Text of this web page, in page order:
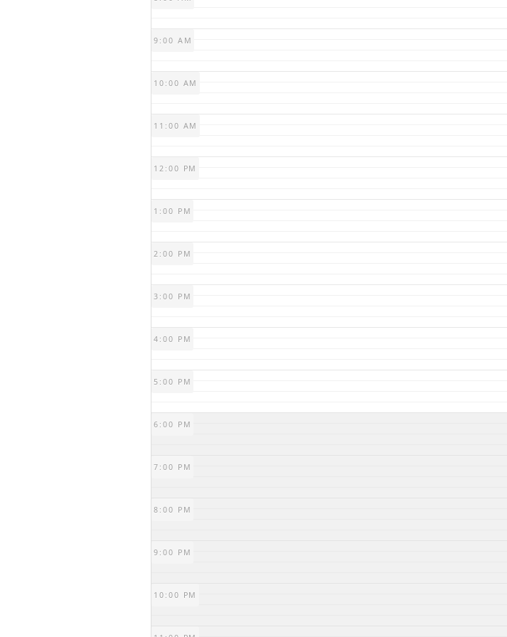
9:00 AM
10:00 AM
11:00 AM
12:00 PM
1:00 PM
2:00 PM
3:00 PM
4:00 PM
5:00 PM
6:00 PM
7:00 PM
8:00 PM
9:00 PM
10:00 PM